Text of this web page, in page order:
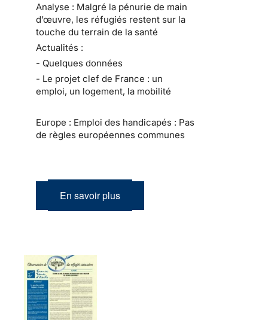
Analyse : Malgré la pénurie de main
d’œuvre, les réfugiés restent sur la
touche du terrain de la santé
Actualités :
- Quelques données
- Le projet clef de France : un
emploi, un logement, la mobilité
Europe : Emploi des handicapés : Pas
de règles européennes communes
En savoir plus